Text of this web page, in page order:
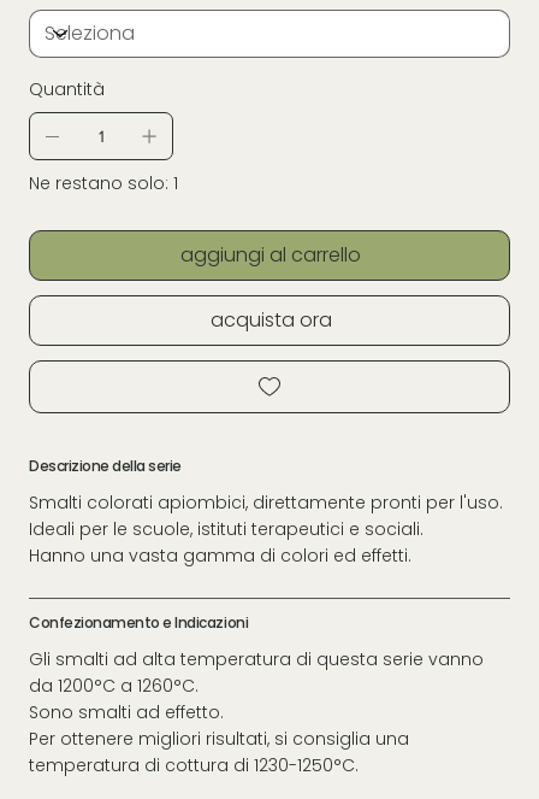
Quantità
Ne restano solo: 1
aggiungi al carrello
acquista ora
Descrizione della serie
Smalti colorati apiombici, direttamente pronti per l'uso.
Ideali per le scuole, istituti terapeutici e sociali.
Hanno una vasta gamma di colori ed effetti.
Confezionamento e Indicazioni
Gli smalti ad alta temperatura di questa serie vanno
da 1200°C a 1260°C.
Sono smalti ad effetto.
Per ottenere migliori risultati, si consiglia una
temperatura di cottura di 1230-1250°C.